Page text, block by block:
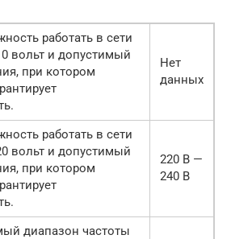
работать в сети
вольт и допустимый
при котором
Нет
данных
работать в сети
вольт и допустимый
при котором
220 В —
240 В
диапазон частоты